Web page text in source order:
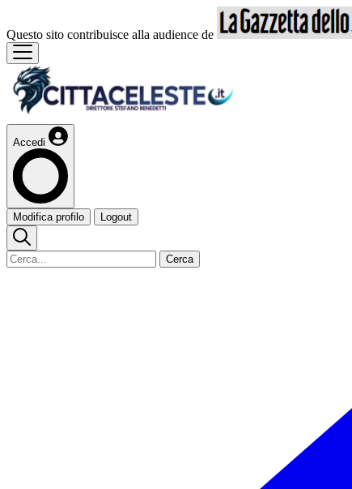
Questo sito contribuisce alla audience de
Accedi
Modifica profilo Logout
Cerca